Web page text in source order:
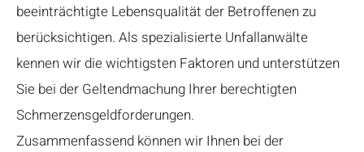
beeinträchtigte Lebensqualität der Betroffenen zu
berücksichtigen. Als spezialisierte Unfallanwälte
kennen wir die wichtigsten Faktoren und unterstützen
Sie bei der Geltendmachung Ihrer berechtigten
Schmerzensgeldforderungen.
Zusammenfassend können wir Ihnen bei der